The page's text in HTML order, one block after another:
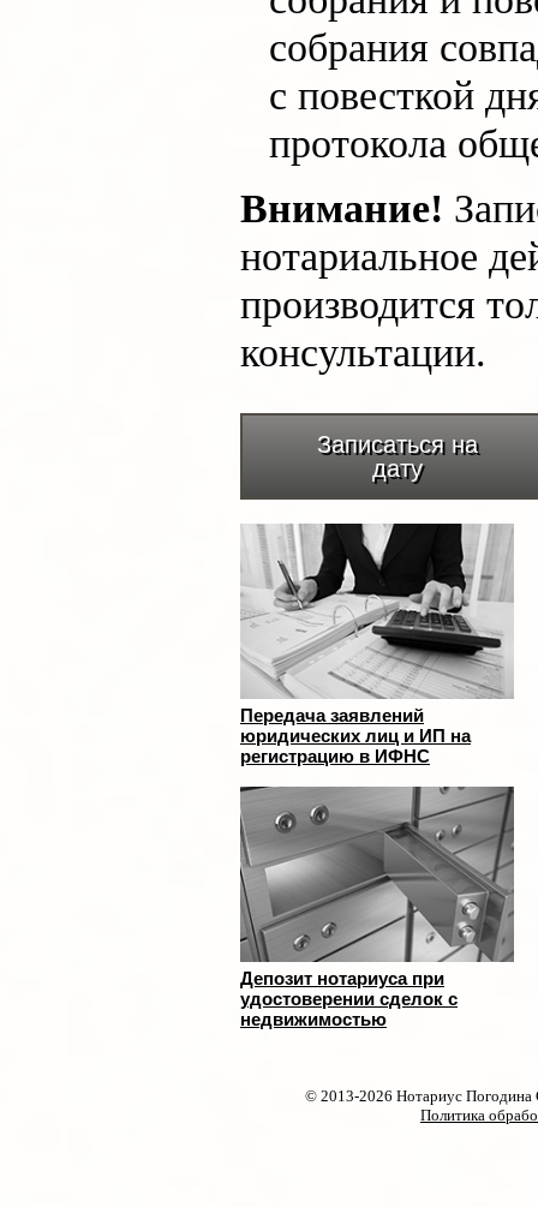
собрания
с повесткой
протокола
Внимание!
нотариальное
производится
консультации.
Записаться на
дату
Передача заявлений
юридических лиц и ИП на
регистрацию в ИФНС
Депозит нотариуса при
удостоверении сделок с
недвижимостью
© 2013-2026 Нотариус Погодина
Политика